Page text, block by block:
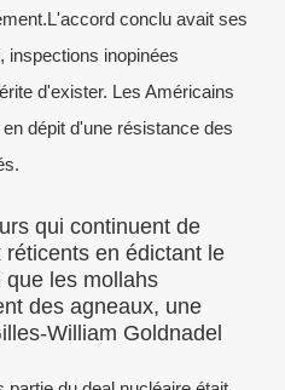
conclu avait ses
inspections inopinées
d'exister. Les Américains
dépit d'une résistance des
qui continuent de
en édictant le
que les mollahs
des agneaux, une
William Goldnadel